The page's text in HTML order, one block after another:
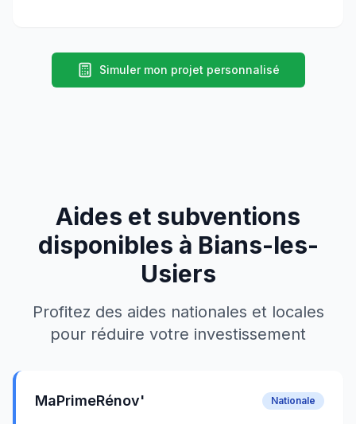
Simuler mon projet personnalisé
Aides et subventions
disponibles à Bians-les-
Usiers
Profitez des aides nationales et locales
pour réduire votre investissement
MaPrimeRénov' Nationale